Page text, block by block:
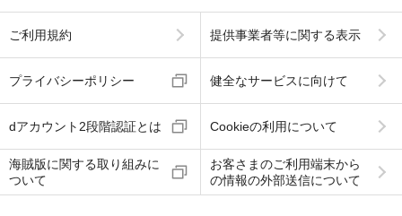
ご利用規約 提供事業者等に関する表示
プライバシーポリシー 健全なサービスに向けて
dアカウント2段階認証とは Cookieの利用について
海賊版に関する取り組みに
ついて
お客さまのご利用端末から
の情報の外部送信について